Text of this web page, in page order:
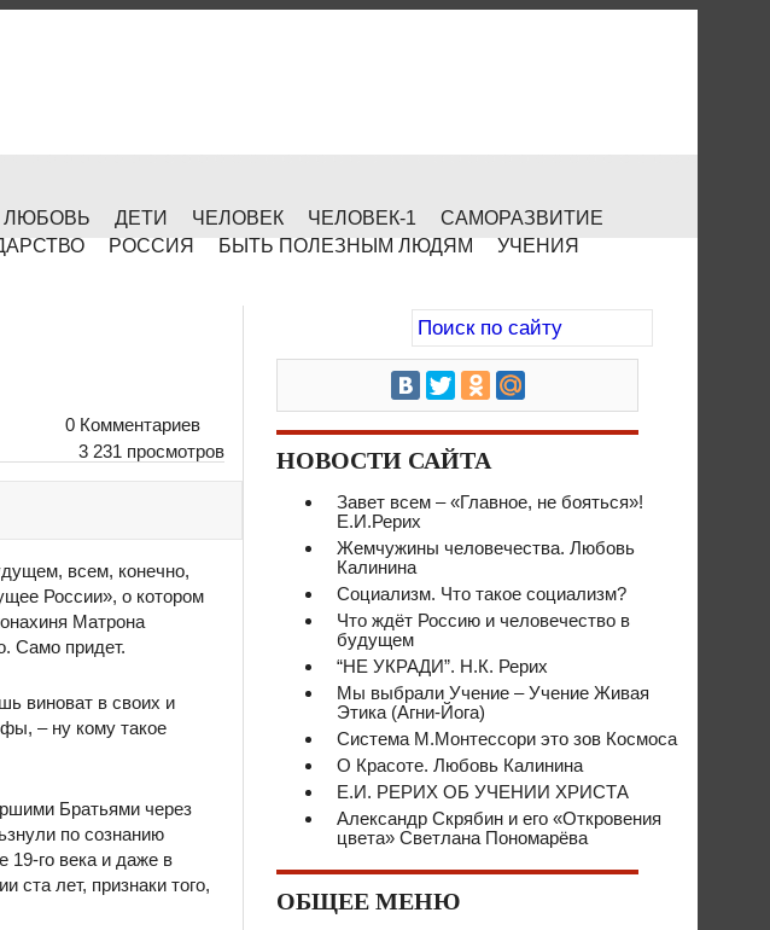
ЛЮБОВЬ ДЕТИ ЧЕЛОВЕК ЧЕЛОВЕК-1
САМОРАЗВИТИЕ
РОССИЯ БЫТЬ ПОЛЕЗНЫМ ЛЮДЯМ
УЧЕНИЯ
0 Комментариев
3 231 просмотров
всем, конечно,
России», о котором
Матрона
Само придет.
виноват в своих и
– ну кому такое
Братьями через
по сознанию
19-го века и даже в
ста лет, признаки того,
НОВОСТИ САЙТА
Завет всем – «Главное, не бояться»!
Е.И.Рерих
Жемчужины человечества. Любовь
Калинина
Социализм. Что такое социализм?
Что ждёт Россию и человечество в
будущем
“НЕ УКРАДИ”. Н.К. Рерих
Мы выбрали Учение – Учение Живая
Этика (Агни-Йога)
Система М.Монтессори это зов Космоса
О Красоте. Любовь Калинина
Е.И. РЕРИХ ОБ УЧЕНИИ ХРИСТА
Александр Скрябин и его «Откровения
цвета» Светлана Пономарёва
ОБЩЕЕ МЕНЮ